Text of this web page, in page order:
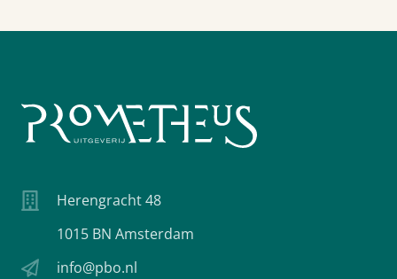
Herengracht 48
1015 BN Amsterdam
info@pbo.nl